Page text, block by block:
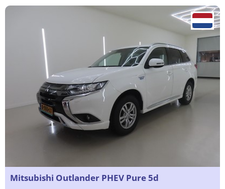
Mitsubishi Outlander PHEV Pure 5d